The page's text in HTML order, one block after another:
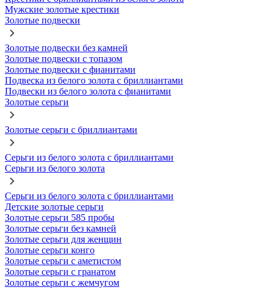
Мужские золотые крестики
Золотые подвески
Золотые подвески без камней
Золотые подвески с топазом
Золотые подвески с фианитами
Подвеска из белого золота с бриллиантами
Подвески из белого золота с фианитами
Золотые серьги
Золотые серьги с бриллиантами
Серьги из белого золота с бриллиантами
Серьги из белого золота
Серьги из белого золота с бриллиантами
Детские золотые серьги
Золотые серьги 585 пробы
Золотые серьги без камней
Золотые серьги для женщин
Золотые серьги конго
Золотые серьги с аметистом
Золотые серьги с гранатом
Золотые серьги с жемчугом